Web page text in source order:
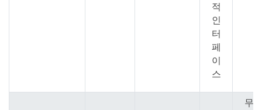
적
인
터
페
이
스
무